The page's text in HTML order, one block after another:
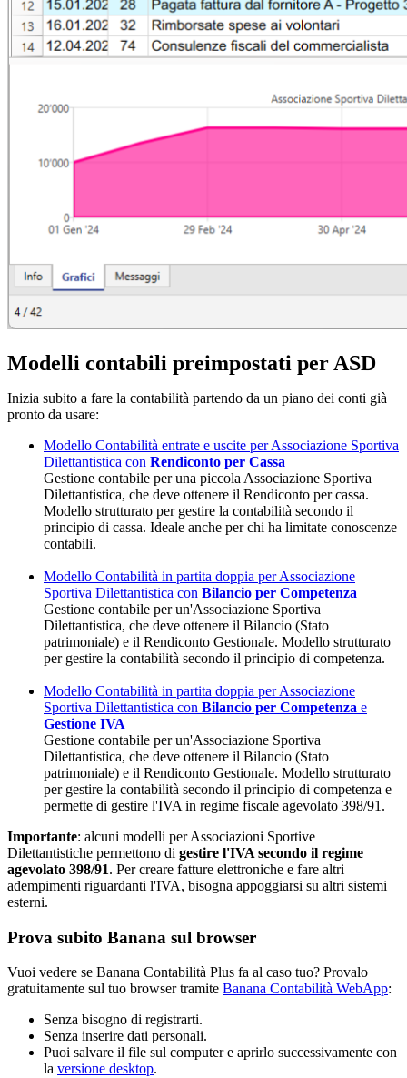
Modelli contabili preimpostati per ASD
Inizia subito a fare la contabilità partendo da un piano dei conti già
pronto da usare:
Modello Contabilità entrate e uscite per Associazione Sportiva
Dilettantistica con Rendiconto per Cassa
Gestione contabile per una piccola Associazione Sportiva
Dilettantistica, che deve ottenere il Rendiconto per cassa.
Modello strutturato per gestire la contabilità secondo il
principio di cassa. Ideale anche per chi ha limitate conoscenze
contabili.
Modello Contabilità in partita doppia per Associazione
Sportiva Dilettantistica con Bilancio per Competenza
Gestione contabile per un'Associazione Sportiva
Dilettantistica, che deve ottenere il Bilancio (Stato
patrimoniale) e il Rendiconto Gestionale. Modello strutturato
per gestire la contabilità secondo il principio di competenza.
Modello Contabilità in partita doppia per Associazione
Sportiva Dilettantistica con Bilancio per Competenza e
Gestione IVA
Gestione contabile per un'Associazione Sportiva
Dilettantistica, che deve ottenere il Bilancio (Stato
patrimoniale) e il Rendiconto Gestionale. Modello strutturato
per gestire la contabilità secondo il principio di competenza e
permette di gestire l'IVA in regime fiscale agevolato 398/91.
Importante: alcuni modelli per Associazioni Sportive
Dilettantistiche permettono di gestire l'IVA secondo il regime
agevolato 398/91. Per creare fatture elettroniche e fare altri
adempimenti riguardanti l'IVA, bisogna appoggiarsi su altri sistemi
esterni.
Prova subito Banana sul browser
Vuoi vedere se Banana Contabilità Plus fa al caso tuo? Provalo
gratuitamente sul tuo browser tramite Banana Contabilità WebApp:
Senza bisogno di registrarti.
Senza inserire dati personali.
Puoi salvare il file sul computer e aprirlo successivamente con
la versione desktop.